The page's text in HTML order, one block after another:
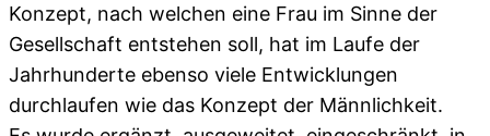
Konzept, nach welchen eine Frau im Sinne der
Gesellschaft entstehen soll, hat im Laufe der
Jahrhunderte ebenso viele Entwicklungen
durchlaufen wie das Konzept der Männlichkeit.